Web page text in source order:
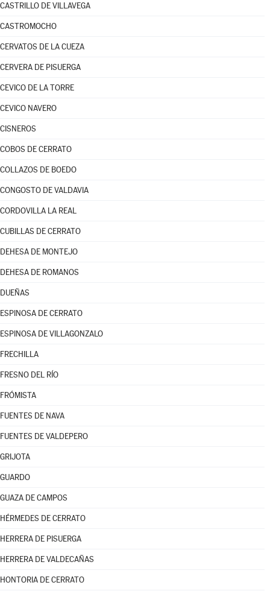
CASTRILLO DE VILLAVEGA
CASTROMOCHO
CERVATOS DE LA CUEZA
CERVERA DE PISUERGA
CEVICO DE LA TORRE
CEVICO NAVERO
CISNEROS
COBOS DE CERRATO
COLLAZOS DE BOEDO
CONGOSTO DE VALDAVIA
CORDOVILLA LA REAL
CUBILLAS DE CERRATO
DEHESA DE MONTEJO
DEHESA DE ROMANOS
DUEÑAS
ESPINOSA DE CERRATO
ESPINOSA DE VILLAGONZALO
FRECHILLA
FRESNO DEL RÍO
FRÓMISTA
FUENTES DE NAVA
FUENTES DE VALDEPERO
GRIJOTA
GUARDO
GUAZA DE CAMPOS
HÉRMEDES DE CERRATO
HERRERA DE PISUERGA
HERRERA DE VALDECAÑAS
HONTORIA DE CERRATO